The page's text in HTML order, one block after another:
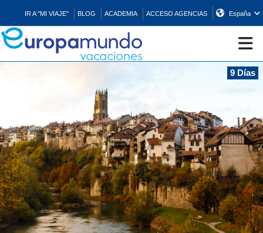
IR A "MI VIAJE" BLOG ACADEMIA ACCESO AGENCIAS España
EUROPA
ASIA
ORIENTE
PROMOCIONES
9 Días